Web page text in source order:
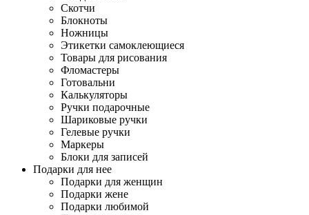
Скотчи
Блокноты
Ножницы
Этикетки самоклеющиеся
Товары для рисования
Фломастеры
Готовальни
Калькуляторы
Ручки подарочные
Шариковые ручки
Гелевые ручки
Маркеры
Блоки для записей
Подарки для нее
Подарки для женщин
Подарки жене
Подарки любимой